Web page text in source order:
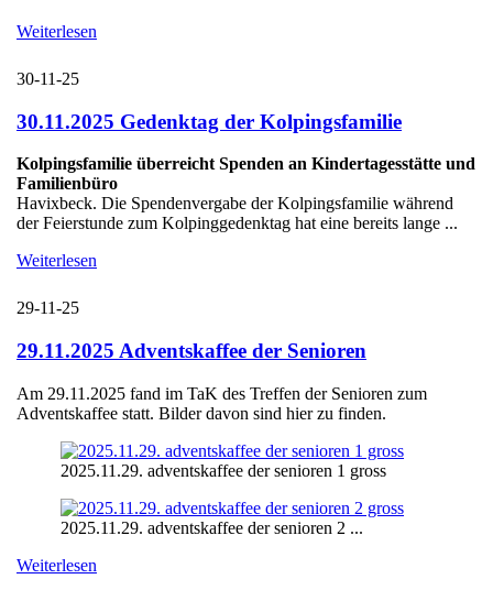
Weiterlesen
30-11-25
30.11.2025 Gedenktag der Kolpingsfamilie
Kolpingsfamilie überreicht Spenden an Kindertagesstätte und
Familienbüro
Havixbeck. Die Spendenvergabe der Kolpingsfamilie während
der Feierstunde zum Kolpinggedenktag hat eine bereits lange ...
Weiterlesen
29-11-25
29.11.2025 Adventskaffee der Senioren
Am 29.11.2025 fand im TaK des Treffen der Senioren zum
Adventskaffee statt. Bilder davon sind hier zu finden.
2025.11.29. adventskaffee der senioren 1 gross
2025.11.29. adventskaffee der senioren 2 ...
Weiterlesen